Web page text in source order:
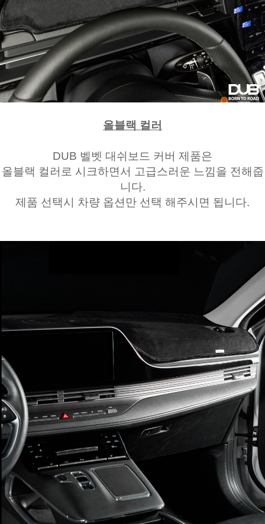
올블랙 컬러
DUB 벨벳 대쉬보드 커버 제품은
올블랙 컬러로 시크하면서 고급스러운 느낌을 전해줍
니다.
제품 선택시 차량 옵션만 선택 해주시면 됩니다.